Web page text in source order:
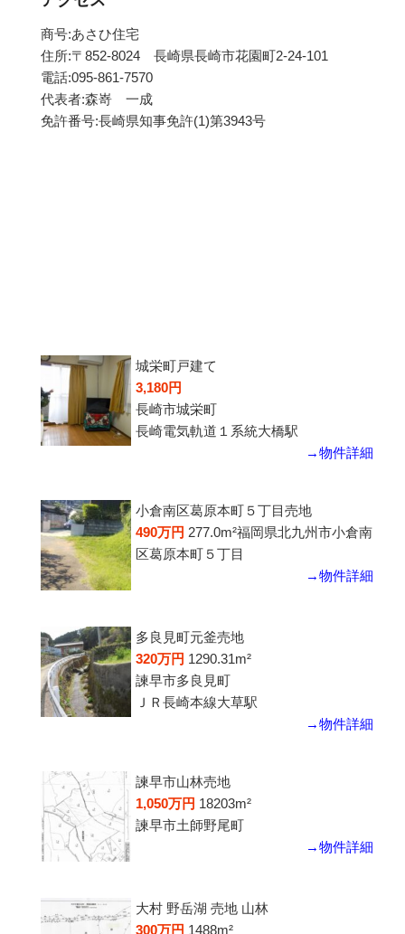
商号:あさひ住宅
住所:〒852-8024 長崎県長崎市花園町2-24-101
電話:095-861-7570
代表者:森嵜 一成
免許番号:長崎県知事免許(1)第3943号
城栄町戸建て
3,180円
長崎市城栄町
長崎電気軌道１系統大橋駅
→物件詳細
小倉南区葛原本町５丁目売地
490万円 277.0m²福岡県北九州市小倉南
区葛原本町５丁目
→物件詳細
多良見町元釜売地
320万円 1290.31m²
諫早市多良見町
ＪＲ長崎本線大草駅
→物件詳細
諫早市山林売地
1,050万円 18203m²
諫早市土師野尾町
→物件詳細
大村 野岳湖 売地 山林
300万円 1488m²